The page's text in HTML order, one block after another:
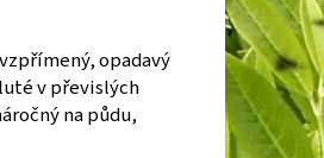
opadavý
v převislých
na půdu,